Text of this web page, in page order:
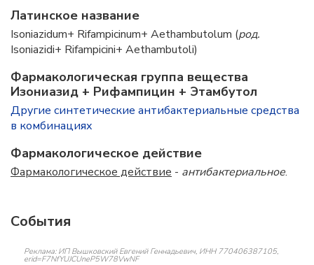
Латинское название
Isoniazidum+ Rifampicinum+ Aethambutolum (род.
Isoniazidi+ Rifampicini+ Aethambutoli)
Фармакологическая группа вещества
Изониазид + Рифампицин + Этамбутол
Другие синтетические антибактериальные средства
в комбинациях
Фармакологическое действие
Фармакологическое действие - антибактериальное.
События
Реклама: ИП Вышковский Евгений Геннадьевич, ИНН 770406387105,
erid=F7NfYUJCUneP5W78VwNF